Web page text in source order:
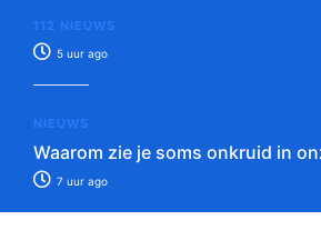
112 NIEUWS
5 uur ago
NIEUWS
Waarom zie je soms onkruid in
7 uur ago